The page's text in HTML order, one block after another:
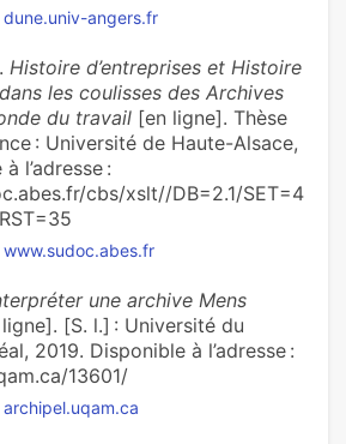
dune.univ-angers.fr
Histoire d’entreprises et Histoire
les coulisses des Archives
du travail [en ligne]. Thèse
: Université de Haute-Alsace,
l’adresse :
cbs/xslt//DB=2.1/SET=4
www.sudoc.abes.fr
une archive Mens
[S. l.] : Université du
2019. Disponible à l’adresse :
13601/